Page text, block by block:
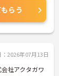
らう
2026年07月13日
社アクタガワ